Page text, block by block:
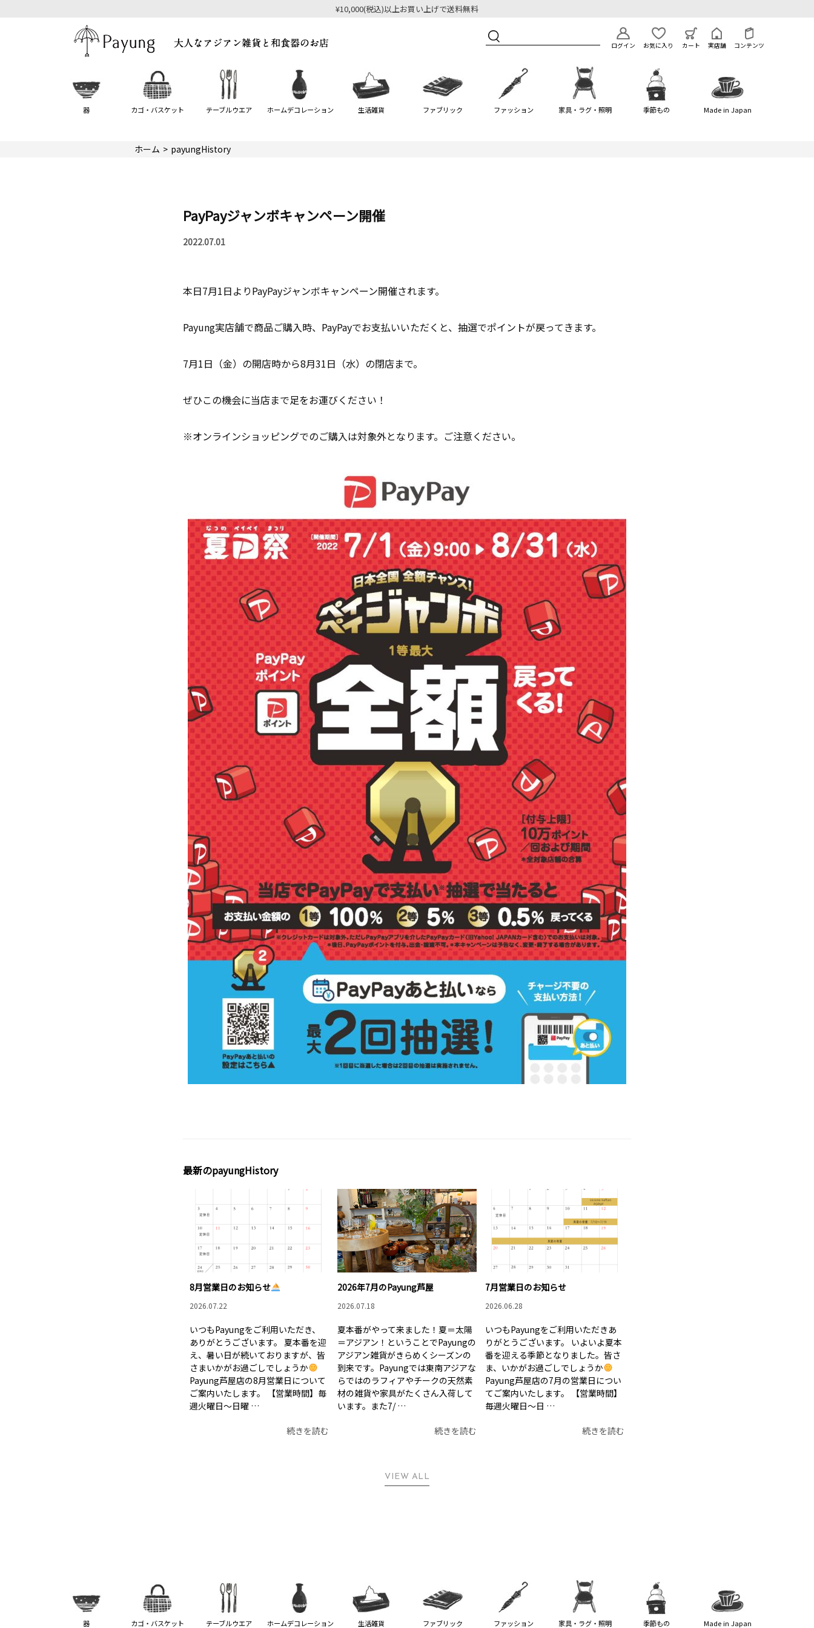
¥10,000(税込)以上お買い上げで送料無料
ログイン お気に入り カート 実店舗 コンテンツ
器 カゴ・バスケット テーブルウエア ホームデコレーション 生活雑貨 ファブリック ファッション 家具・ラグ・照明 季節もの Made in Japan
ホーム payungHistory
PayPayジャンボキャンペーン開催
2022.07.01
本日7月1日よりPayPayジャンボキャンペーン開催されます。
Payung実店舗で商品ご購入時、PayPayでお支払いいただくと、抽選でポイントが戻ってきます。
7月1日（金）の開店時から8月31日（水）の閉店まで。
ぜひこの機会に当店まで足をお運びください！
※オンラインショッピングでのご購入は対象外となります。ご注意ください。
最新のpayungHistory
8月営業日のお知らせ
2026.07.22
いつもPayungをご利用いただき、
ありがとうございます。 夏本番を迎
え、暑い日が続いておりますが、皆
さまいかがお過ごしでしょうか
Payung芦屋店の8月営業日について
ご案内いたします。 【営業時間】毎
週火曜日〜日曜 …
続きを読む
2026年7月のPayung芦屋
2026.07.18
夏本番がやって来ました！夏＝太陽
＝アジアン！ということでPayungの
アジアン雑貨がきらめくシーズンの
到来です。Payungでは東南アジアな
らではのラフィアやチークの天然素
材の雑貨や家具がたくさん入荷して
います。また7/ …
続きを読む
7月営業日のお知らせ
2026.06.28
いつもPayungをご利用いただきあ
りがとうございます。 いよいよ夏本
番を迎える季節となりました。皆さ
ま、いかがお過ごしでしょうか
Payung芦屋店の7月の営業日につい
てご案内いたします。 【営業時間】
毎週火曜日〜日 …
続きを読む
VIEW ALL
器 カゴ・バスケット テーブルウエア ホームデコレーション 生活雑貨 ファブリック ファッション 家具・ラグ・照明 季節もの Made in Japan